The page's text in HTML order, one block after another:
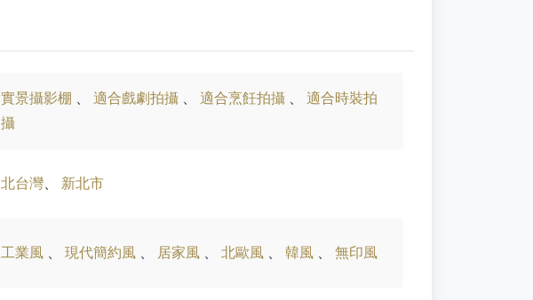
實景攝影棚 適合戲劇拍攝 適合烹飪拍攝
適合時裝拍
攝
北台灣 新北市
工業風 現代簡約風 居家風 北歐風 韓風 無印風